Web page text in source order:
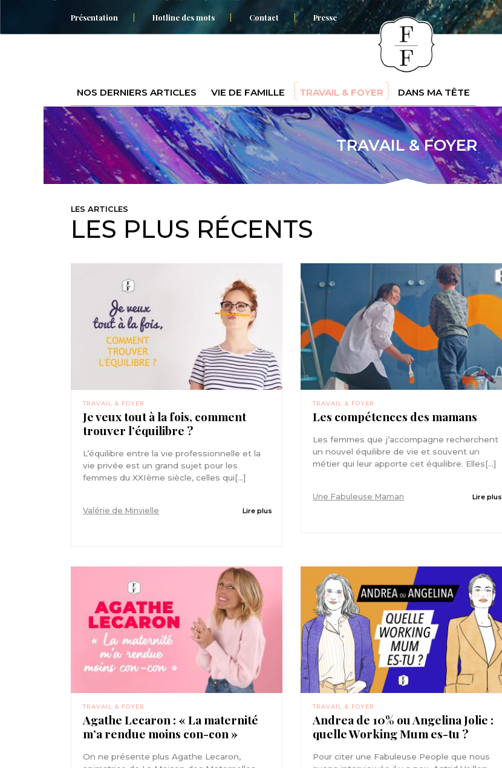
Présentation Hotline des mots Contact Presse
NOS DERNIERS ARTICLES VIE DE FAMILLE TRAVAIL & FOYER DANS MA TÊTE
TRAVAIL & FOYER
LES ARTICLES
LES PLUS RÉCENTS
TRAVAIL & FOYER
Je veux tout à la fois, comment
trouver l’équilibre ?
L’équilibre entre la vie professionnelle et la
vie privée est un grand sujet pour les
femmes du XXIème siècle, celles qui[...]
Valérie de Minvielle Lire plus
TRAVAIL & FOYER
Les compétences des mamans
Les femmes que j’accompagne recherchent
un nouvel équilibre de vie et souvent un
métier qui leur apporte cet équilibre. Elles[...]
Une Fabuleuse Maman Lire plus
TRAVAIL & FOYER
Agathe Lecaron : « La maternité
m’a rendue moins con-con »
On ne présente plus Agathe Lecaron,
TRAVAIL & FOYER
Andrea de 10% ou Angelina Jolie :
quelle Working Mum es-tu ?
Pour citer une Fabuleuse People que nous